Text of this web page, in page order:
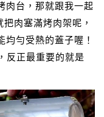
肉台，那就跟我一起
肉塞滿烤肉架呢，
勻受熱的蓋子喔！
反正最重要的就是